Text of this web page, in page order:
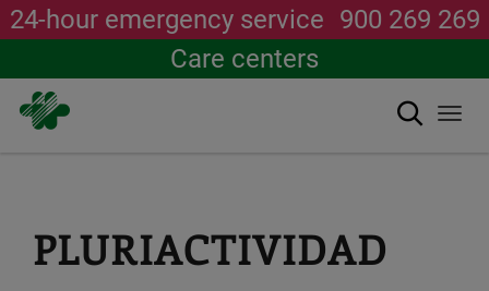
24-hour emergency service 900 269 269
Care centers
Search
PLURIACTIVIDAD